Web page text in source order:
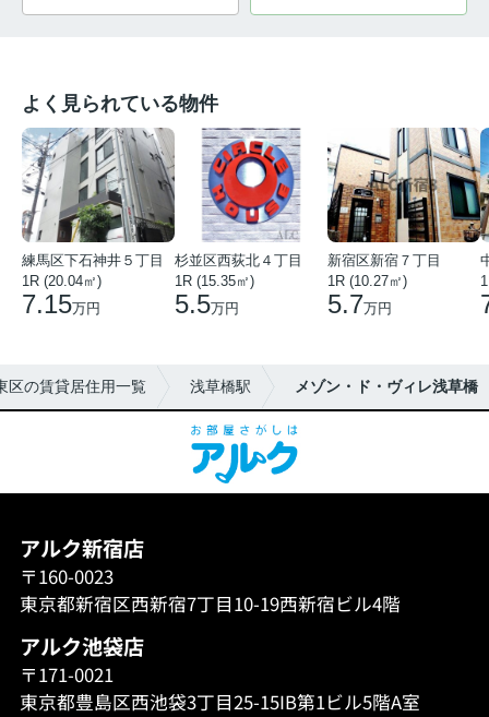
よく見られている物件
練馬区下石神井５丁目
1R (20.04㎡)
7.15万円
杉並区西荻北４丁目
1R (15.35㎡)
5.5万円
新宿区新宿７丁目
1R (10.27㎡)
5.7万円
区の賃貸居住用一覧 浅草橋駅 メゾン・ド・ヴィレ浅草橋
アルク新宿店
〒160-0023
東京都新宿区西新宿7丁目10-19西新宿ビル4階
アルク池袋店
〒171-0021
東京都豊島区西池袋3丁目25-15IB第1ビル5階A室